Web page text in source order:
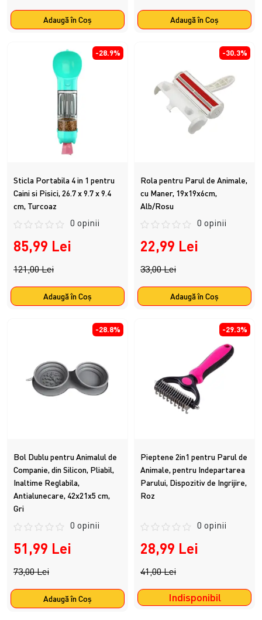
Adaugă în Coş Adaugă în Coş
-28.9%
Sticla Portabila 4 in 1 pentru
Caini si Pisici, 26.7 x 9.7 x 9.4
cm, Turcoaz
0 opinii
85,99 Lei
121,00 Lei
Adaugă în Coş
-30.3%
Rola pentru Parul de Animale,
cu Maner, 19x19x6cm,
Alb/Rosu
0 opinii
22,99 Lei
33,00 Lei
Adaugă în Coş
-28.8%
Bol Dublu pentru Animalul de
Companie, din Silicon, Pliabil,
Inaltime Reglabila,
Antialunecare, 42x21x5 cm,
Gri
0 opinii
51,99 Lei
73,00 Lei
Adaugă în Coş
-29.3%
Pieptene 2in1 pentru Parul de
Animale, pentru Indepartarea
Parului, Dispozitiv de Ingrijire,
Roz
0 opinii
28,99 Lei
41,00 Lei
Indisponibil